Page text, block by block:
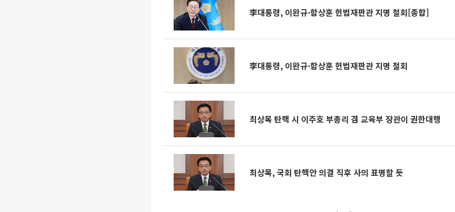
李대통령, 이완규·함상훈 헌법재판관 지명 철회[종합]
李대통령, 이완규·함상훈 헌법재판관 지명 철회
최상목 탄핵 시 이주호 부총리 겸 교육부 장관이 권한대행
최상목, 국회 탄핵안 의결 직후 사의 표명할 듯